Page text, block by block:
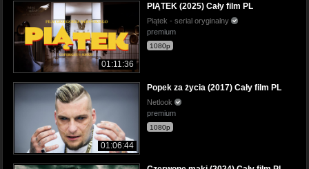
01:11:36
PIĄTEK (2025) Cały film PL
Piątek - serial oryginalny
premium
1080p
01:06:44
Popek za życia (2017) Cały film PL
Netlook
premium
1080p